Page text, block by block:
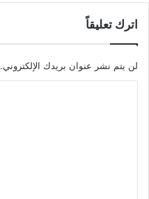
اترك تعليقاً
لن يتم نشر عنوان بريدك الإلكتروني.